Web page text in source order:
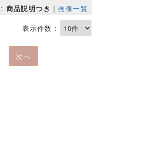
商品説明つき ｜画像一覧
表示件数 :
次へ